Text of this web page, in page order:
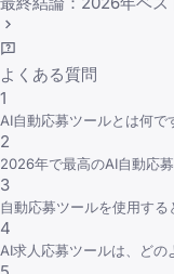
よくある質問
1
AI自動応募ツールとは何で
2
2026年で最高のAI自動応
3
自動応募ツールを使用す
4
AI求人応募ツールは、ど